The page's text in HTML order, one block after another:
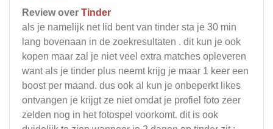
Review over Tinder
als je namelijk net lid bent van tinder sta je 30 min
lang bovenaan in de zoekresultaten . dit kun je ook
kopen maar zal je niet veel extra matches opleveren
want als je tinder plus neemt krijg je maar 1 keer een
boost per maand. dus ook al kun je onbeperkt likes
ontvangen je krijgt ze niet omdat je profiel foto zeer
zelden nog in het fotospel voorkomt. dit is ook